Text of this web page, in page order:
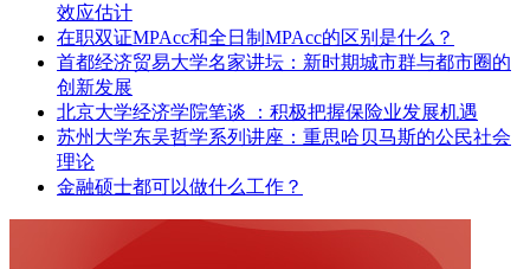
效应估计
在职双证MPAcc和全日制MPAcc的区别是什么？
首都经济贸易大学名家讲坛：新时期城市群与都市圈的
创新发展
北京大学经济学院笔谈 ：积极把握保险业发展机遇
苏州大学东吴哲学系列讲座：重思哈贝马斯的公民社会
理论
金融硕士都可以做什么工作？